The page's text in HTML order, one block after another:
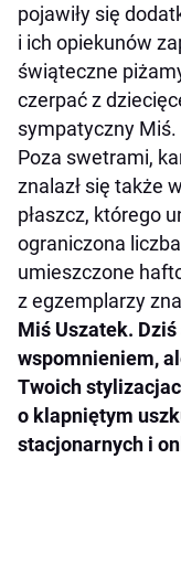
pojawiły się
i ich opiekunów
świąteczne
czerpać z
sympatyczny Miś.
Poza swetrami,
znalazł się także
płaszcz, którego
ograniczona
umieszczone
z egzemplarzy
Miś Uszatek.
wspomnieniem,
Twoich
o klapniętym
stacjonarnych i